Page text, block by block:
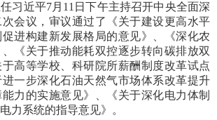
习近平7月11日下午主持召开中央全面深
会议，审议通过了《关于建设更高水平
进构建新发展格局的意见》、《深化农
《关于推动能耗双控逐步转向碳排放双
高等学校、科研院所薪酬制度改革试点
一步深化石油天然气市场体系改革提升
力的实施意见》、《关于深化电力体制
力系统的指导意见》。